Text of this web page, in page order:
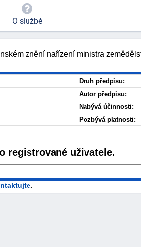
znění nařízení ministra
Druh předpisu:
Autor předpisu:
Nabývá účinnosti:
Pozbývá platnosti:
registrované uživatele.
.
O službě